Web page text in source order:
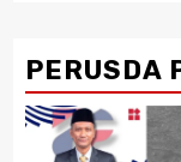
PERUSDA